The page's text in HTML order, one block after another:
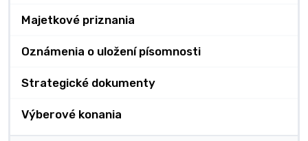
Majetkové priznania
Oznámenia o uložení písomnosti
Strategické dokumenty
Výberové konania